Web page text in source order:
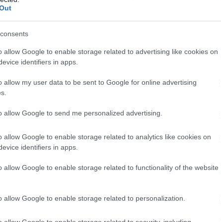
allow Google to enable storage related to advertising like cookies on
identifiers in apps.
allow my user data to be sent to Google for online advertising
allow Google to send me personalized advertising.
allow Google to enable storage related to analytics like cookies on
identifiers in apps.
allow Google to enable storage related to functionality of the website
allow Google to enable storage related to personalization.
NÖVÉNYTERMESZTÉS
Ettől lesz szuper egy szuperburgonya
Szuperburgonya előállítására törekszenek amerikai tudósok.
azonosítsák azokat a genetikai tulajdonságokat, amelyek